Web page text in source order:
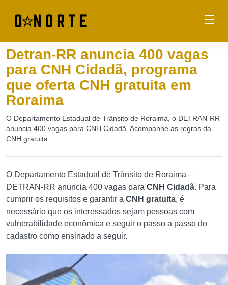
Detran-RR anuncia 400 vagas
para CNH Cidadã, programa
que oferta CNH gratuita em
Roraima
O Departamento Estadual de Trânsito de Roraima, o DETRAN-RR
anuncia 400 vagas para CNH Cidadã. Acompanhe as regras da
CNH gratuita.
O Departamento Estadual de Trânsito de Roraima –
DETRAN-RR anuncia 400 vagas para CNH Cidadã. Para
cumprir os requisitos e garantir a CNH gratuita, é
necessário que os interessados sejam pessoas com
vulnerabilidade econômica e seguir o passo a passo do
cadastro como ensinado a seguir.